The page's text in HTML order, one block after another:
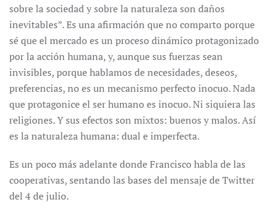
sobre la sociedad y sobre la naturaleza son daños
inevitables”. Es una afirmación que no comparto porque
sé que el mercado es un proceso dinámico protagonizado
por la acción humana, y, aunque sus fuerzas sean
invisibles, porque hablamos de necesidades, deseos,
preferencias, no es un mecanismo perfecto inocuo. Nada
que protagonice el ser humano es inocuo. Ni siquiera las
religiones. Y sus efectos son mixtos: buenos y malos. Así
es la naturaleza humana: dual e imperfecta.
Es un poco más adelante donde Francisco habla de las
cooperativas, sentando las bases del mensaje de Twitter
del 4 de julio.